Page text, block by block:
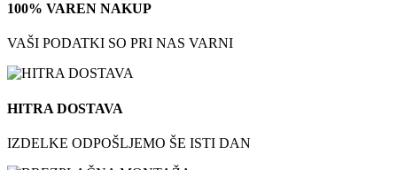
100% VAREN NAKUP
VAŠI PODATKI SO PRI NAS VARNI
HITRA DOSTAVA
IZDELKE ODPOŠLJEMO ŠE ISTI DAN